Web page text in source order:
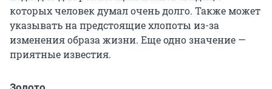
которых человек думал очень долго. Также может
указывать на предстоящие хлопоты из-за
изменения образа жизни. Еще одно значение —
приятные известия.